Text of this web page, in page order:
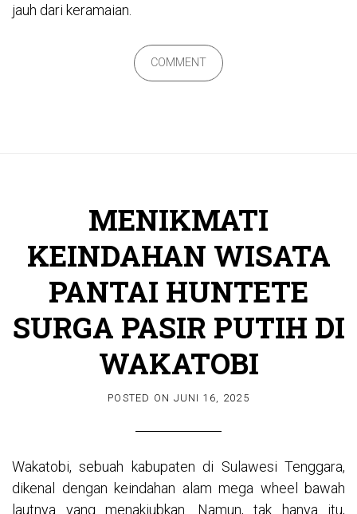
jauh dari keramaian.
COMMENT
MENIKMATI
KEINDAHAN WISATA
PANTAI HUNTETE
SURGA PASIR PUTIH DI
WAKATOBI
POSTED ON JUNI 16, 2025
Wakatobi, sebuah kabupaten di Sulawesi Tenggara,
dikenal dengan keindahan alam mega wheel
bawah
lautnya yang menakjubkan. Namun, tak hanya itu,